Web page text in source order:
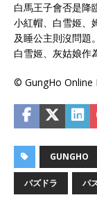
白馬王子會否是降
小紅帽、白雪姬、
及睡公主則沒問題。
白雪姬、灰姑娘作
© GungHo Online
GUNGHO
パズドラ パ